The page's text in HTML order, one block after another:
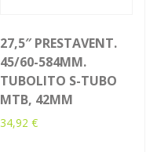
27,5″ PRESTAVENT.
45/60-584MM.
TUBOLITO S-TUBO
MTB, 42MM
34,92€